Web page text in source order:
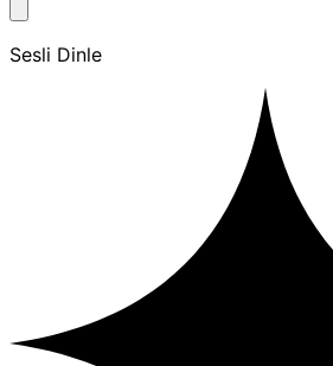
Sesli Dinle